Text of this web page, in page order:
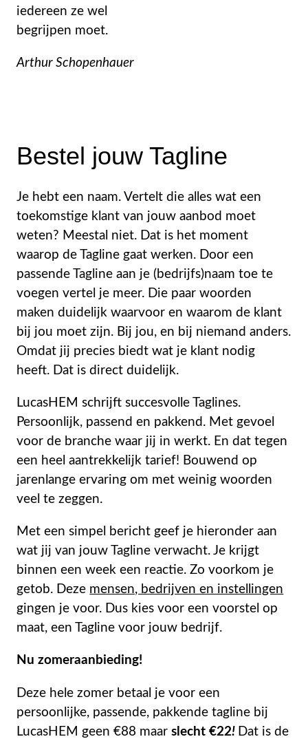
iedereen ze wel
begrijpen moet.
Arthur Schopenhauer
Bestel jouw Tagline
Je hebt een naam. Vertelt die alles wat een
toekomstige klant van jouw aanbod moet
weten? Meestal niet. Dat is het moment
waarop de Tagline gaat werken. Door een
passende Tagline aan je (bedrijfs)naam toe te
voegen vertel je meer. Die paar woorden
maken duidelijk waarvoor en waarom de klant
bij jou moet zijn. Bij jou, en bij niemand anders.
Omdat jij precies biedt wat je klant nodig
heeft. Dat is direct duidelijk.
LucasHEM schrijft succesvolle Taglines.
Persoonlijk, passend en pakkend. Met gevoel
voor de branche waar jij in werkt. En dat tegen
een heel aantrekkelijk tarief! Bouwend op
jarenlange ervaring om met weinig woorden
veel te zeggen.
Met een simpel bericht geef je hieronder aan
wat jij van jouw Tagline verwacht. Je krijgt
binnen een week een reactie. Zo voorkom je
getob. Deze mensen, bedrijven en instellingen
gingen je voor. Dus kies voor een voorstel op
maat, een Tagline voor jouw bedrijf.
Nu zomeraanbieding!
Deze hele zomer betaal je voor een
persoonlijke, passende, pakkende tagline bij
LucasHEM geen €88 maarslecht €22! Dat is de